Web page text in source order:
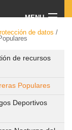
MENU
de datos /
de recursos
Populares
Deportivos